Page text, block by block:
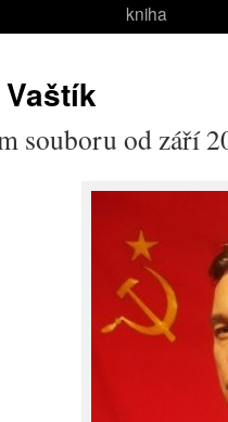
kniha
souboru od září